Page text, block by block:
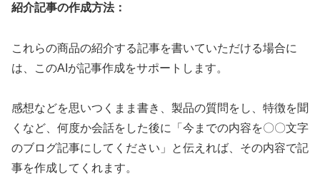
紹介記事の作成方法：
これらの商品の紹介する記事を書いていただける場合に
は、このAIが記事作成をサポートします。
感想などを思いつくまま書き、製品の質問をし、特徴を聞
くなど、何度か会話をした後に「今までの内容を〇〇文字
のブログ記事にしてください」と伝えれば、その内容で記
事を作成してくれます。